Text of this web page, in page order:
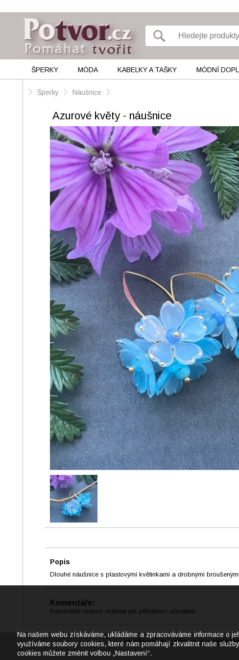
ŠPERKY MÓDA KABELKY A TAŠKY MÓDNÍ
Šperky Náušnice
Azurové květy - náušnice
Popis
Dlouhé náušnice s plastovými květinkami a drobnými
Komentáře:
Komentáře mohou vkládat jen přihlášení uživatelé.
pravidla užívání informace o
Na našem webu získáváme, ukládáme a zpracováváme informace o
využíváme soubory cookies, které nám pomáhají zkvalitnit naše
cookies můžete změnit volbou „Nastavení“.